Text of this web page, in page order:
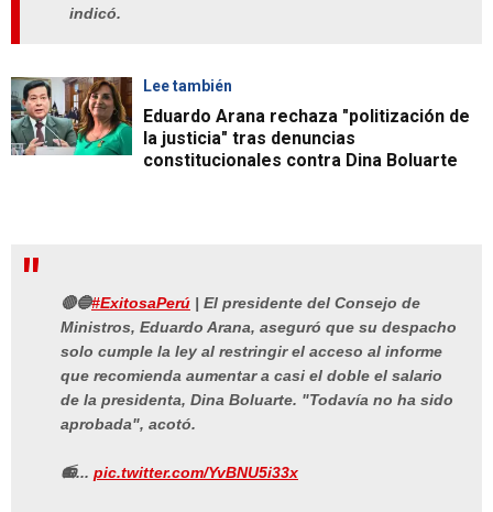
indicó.
Lee también
Eduardo Arana rechaza "politización de
la justicia" tras denuncias
constitucionales contra Dina Boluarte
🔴🔵#ExitosaPerú | El presidente del Consejo de
Ministros, Eduardo Arana, aseguró que su despacho
solo cumple la ley al restringir el acceso al informe
que recomienda aumentar a casi el doble el salario
de la presidenta, Dina Boluarte. "Todavía no ha sido
aprobada", acotó.
📻... pic.twitter.com/YvBNU5i33x